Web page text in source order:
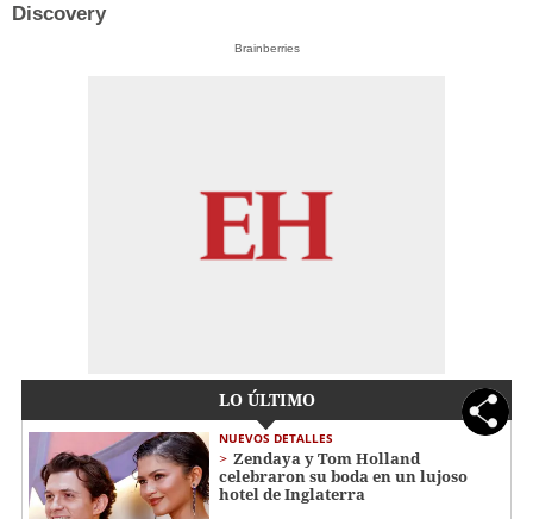
Discovery
Brainberries
LO ÚLTIMO
NUEVOS DETALLES
Zendaya y Tom Holland
celebraron su boda en un lujoso
hotel de Inglaterra